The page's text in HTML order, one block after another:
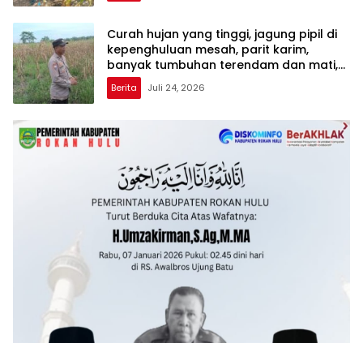
Curah hujan yang tinggi, jagung pipil di
kepenghuluan mesah, parit karim,
banyak tumbuhan terendam dan mati,
personil TPTM gerak cepat turun
langsung meninjau kelapangan
Berita Juli 24, 2026